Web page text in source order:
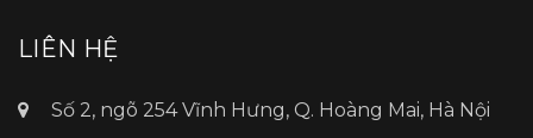
LIÊN HỆ
Số 2, ngõ 254 Vĩnh Hưng, Q. Hoàng Mai, Hà Nội